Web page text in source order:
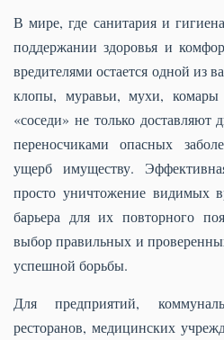
В мире, где санитария и
поддержании здоровья и
вредителями остается одной из
клопы, муравьи, мухи, комары
«соседи» не только доставляют
переносчиками опасных
ущерб имуществу.
просто уничтожение видимых
барьера для их повторного
выбор правильных и
успешной борьбы.
Для предприятий,
ресторанов, медицинских